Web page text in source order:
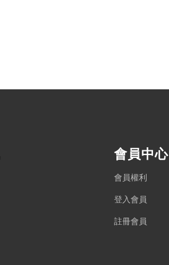
會員中心
會員權利
登入會員
註冊會員